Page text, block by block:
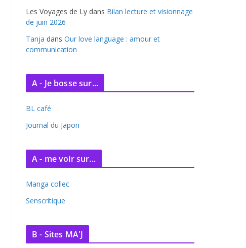
Les Voyages de Ly dans Bilan lecture et visionnage
de juin 2026
Tanja dans Our love language : amour et
communication
A - Je bosse sur...
BL café
Journal du Japon
A - me voir sur...
Manga collec
Senscritique
B - Sites MA'J